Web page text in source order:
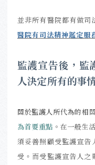
並非所有醫院都有做
醫院有司法精神鑑定服
監護宣告後，監
人決定所有的事
關於監護人所代為的相
為首要重點 。在一般生
須妥善照顧受監護宣告
受。 而受監護宣告人之